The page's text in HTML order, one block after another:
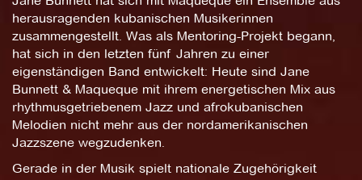
herausragenden kubanischen Musikerinnen
zusammengestellt. Was als Mentoring-Projekt begann,
hat sich in den letzten fünf Jahren zu einer
eigenständigen Band entwickelt: Heute sind Jane
Bunnett & Maqueque mit ihrem energetischen Mix aus
rhythmusgetriebenem Jazz und afrokubanischen
Melodien nicht mehr aus der nordamerikanischen
Jazzszene wegzudenken.
Gerade in der Musik spielt nationale Zugehörigkeit